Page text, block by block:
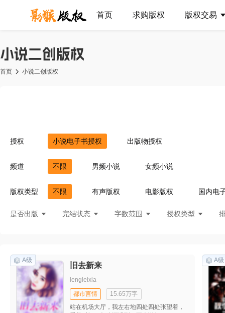
首页 求购版权 版权交易
小说二创版权
首页 小说二创版权
授权 小说电子书授权 出版物授权
频道 不限 男频小说 女频小说
版权类型 不限 有声版权 电影版权 国内电
是否出版 完结状态 字数范围 授权类型
A级
旧去新来
lengleixia
都市言情
15.65万字
站在机场大厅，我左右地四处四处张望着，
A级